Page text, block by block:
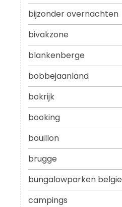
bijzonder overnachten
bivakzone
blankenberge
bobbejaanland
bokrijk
booking
bouillon
brugge
bungalowparken belgie
campings